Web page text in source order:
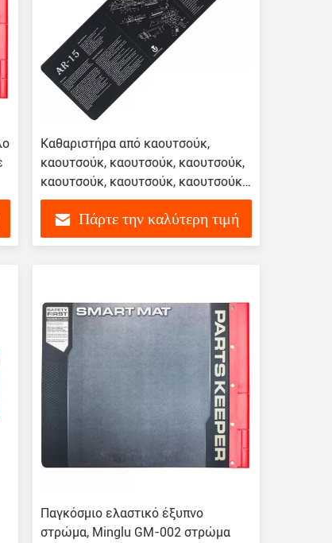
Καθαριστήρα από καουτσούκ,
καουτσούκ, καουτσούκ, καουτσούκ,
καουτσούκ, καουτσούκ, καουτσούκ,
καουτσούκ.
Πάρτε την καλύτερη τιμή
Παγκόσμιο ελαστικό έξυπνο
στρώμα, Minglu GM-002 στρώμα